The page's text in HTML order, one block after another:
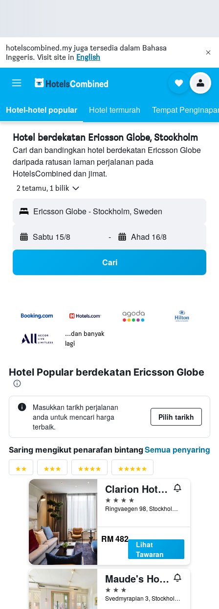
hotelscombined.my juga tersedia dalam Bahasa
Inggeris. Visit site in English
Hotel-hotel popular Hotel termurah Tempat
Hotel berdekatan Ericsson Globe, Stockholm
Cari dan bandingkan hotel berdekatan Ericsson Globe
daripada ratusan laman perjalanan pada
HotelsCombined dan jimat.
2 tetamu, 1 bilik
Ericsson Globe - Stockholm, Sweden
Sabtu 15/8 - Ahad 16/8
Cari
...dan banyak
lagi
Hotel Popular berdekatan Ericsson Globe
Masukkan tarikh perjalanan
anda untuk mencari harga
terbaik.
Pilih tarikh
Saring mengikut penarafan bintangSemua penyaring
Clarion Hotel Stockholm
4 bintang
Ringvaegen 98, Stockholm, Stockholms Lan, Sweden
RM 482
Lihat
Tawaran
Maude's Hotel Enskede Stockholm
3 bintang
Svedmyraplan 3, Stockholm, Stockholms Lan, Sweden